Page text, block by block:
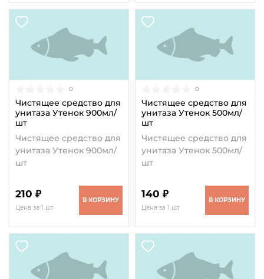
0
Чистящее средство для
унитаза Утенок 900мл/
шт
Чистящее средство для
унитаза Утенок 900мл/
шт
210 ₽
Цена за 1 шт
В КОРЗИНУ
0
Чистящее средство для
унитаза Утенок 500мл/
шт
Чистящее средство для
унитаза Утенок 500мл/
шт
140 ₽
Цена за 1 шт
В КОРЗИНУ